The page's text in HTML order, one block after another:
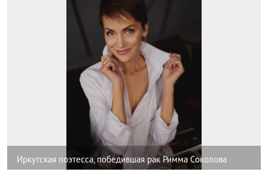
Иркутская поэтесса, победившая рак Римма Соколова